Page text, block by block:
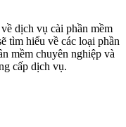
dịch vụ cài phần mềm
tìm hiểu về các loại phần
mềm chuyên nghiệp và
cấp dịch vụ.